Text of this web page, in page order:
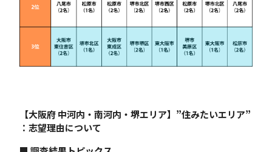
【大阪府 中河内・南河内・堺エリア】”住みたいエリア”
：志望理由について